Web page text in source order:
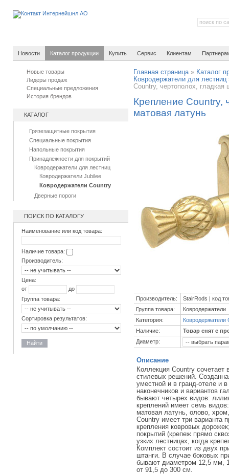
Новости Каталог продукции Купить Сервис Клиентам
Новые товары
Лидеры продаж
Специальные предложения
История брендов
КАТАЛОГ
Грязезащитные покрытия
Специальные покрытия
Напольные покрытия
Принадлежности для покрытий
Ковродержатели для лестниц
Ковродержатели Jubilee
Ковродержатели Country
Дверные пороги
ПОИСК ПО КАТАЛОГУ
Наименование или код товара:
Наличие товара:
Производитель:
Цена:
от
до
Группа товара:
Сортировка результатов:
Найти
Главная страница» Каталог
Ковродержатели для лестниц
Country, чертополох, гладкая
Крепление Country,
матовая латунь
Производитель:
StairRods | код
Группа товара:
Ковродержатели
Категория:
Ковродержатели
Наличие:
Товар снят с
Диаметр:
Описание
Коллекция Country сочетает
стилевых решений.
уместной и в гранд-отеле и
наконечников и вариантов
бывают четырех видов:
креплений имеет семь
матовая латунь, олово,
Country имеет три варианта
крепления ковровых
покрытий (крепеж прямо
узких лестницах, когда
Комплект состоит из двух
штанги. В случае боковых
бывают диаметром 12,5 мм,
от 91,5 до 300 см.